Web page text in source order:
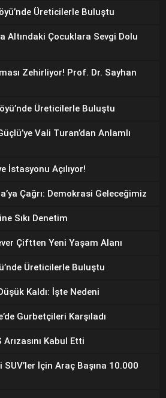
Üreticilerle Buluştu
Altındaki Çocuklara Sevgi Dolu
Zehirliyor! Prof. Dr. Sayhan
Üreticilerle Buluştu
Vali Turan’dan Anlamlı
İstasyonu Açılıyor!
Çağrı: Demokrasi Geleceğimiz
Sıkı Denetim
Çiftten Yeni Yaşam Alanı
Üreticilerle Buluştu
Kaldı: İşte Nedeni
Gurbetçileri Karşıladı
Kabul Etti
İçin Araç Başına 10.000